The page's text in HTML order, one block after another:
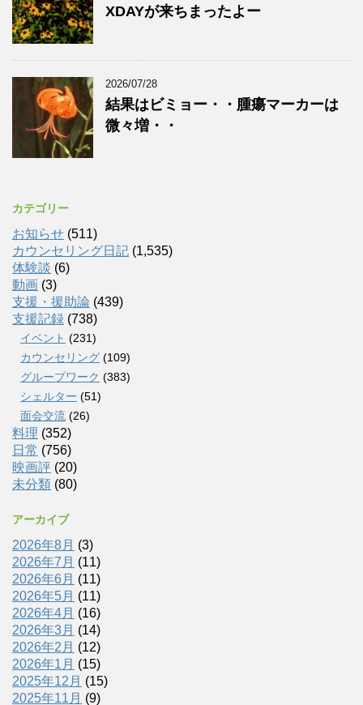
XDAYが来ちまったよー
2026/07/28
結果はビミョー・・腫瘍マーカーは
微々増・・
カテゴリー
お知らせ (511)
カウンセリング日記 (1,535)
体験談 (6)
動画 (3)
支援・援助論 (439)
支援記録 (738)
イベント (231)
カウンセリング (109)
グループワーク (383)
シェルター (51)
面会交流 (26)
料理 (352)
日常 (756)
映画評 (20)
未分類 (80)
アーカイブ
2026年8月 (3)
2026年7月 (11)
2026年6月 (11)
2026年5月 (11)
2026年4月 (16)
2026年3月 (14)
2026年2月 (12)
2026年1月 (15)
2025年12月 (15)
2025年11月 (9)